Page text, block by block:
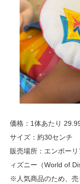
価格：1体あたり
サイズ：約30センチ
販売場所：エンポー
ィズニー（World of
※人気商品のため、売